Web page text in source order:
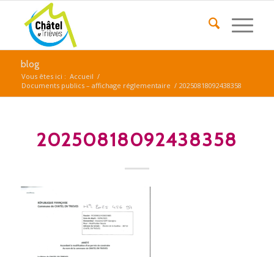
blog
Vous êtes ici : Accueil /
Documents publics – affichage réglementaire / 20250818092438358
20250818092438358